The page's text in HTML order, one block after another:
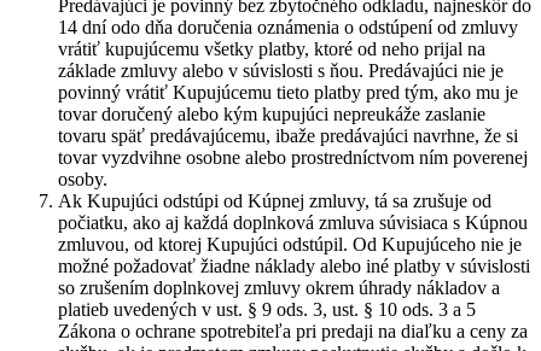
Predávajúci je povinný bez zbytočného odkladu, najneskôr do
14 dní odo dňa doručenia oznámenia o odstúpení od zmluvy
vrátiť kupujúcemu všetky platby, ktoré od neho prijal na
základe zmluvy alebo v súvislosti s ňou. Predávajúci nie je
povinný vrátiť Kupujúcemu tieto platby pred tým, ako mu je
tovar doručený alebo kým kupujúci nepreukáže zaslanie
tovaru späť predávajúcemu, ibaže predávajúci navrhne, že si
tovar vyzdvihne osobne alebo prostredníctvom ním poverenej
osoby.
Ak Kupujúci odstúpi od Kúpnej zmluvy, tá sa zrušuje od
počiatku, ako aj každá doplnková zmluva súvisiaca s Kúpnou
zmluvou, od ktorej Kupujúci odstúpil. Od Kupujúceho nie je
možné požadovať žiadne náklady alebo iné platby v súvislosti
so zrušením doplnkovej zmluvy okrem úhrady nákladov a
platieb uvedených v ust. § 9 ods. 3, ust. § 10 ods. 3 a 5
Zákona o ochrane spotrebiteľa pri predaji na diaľku a ceny za